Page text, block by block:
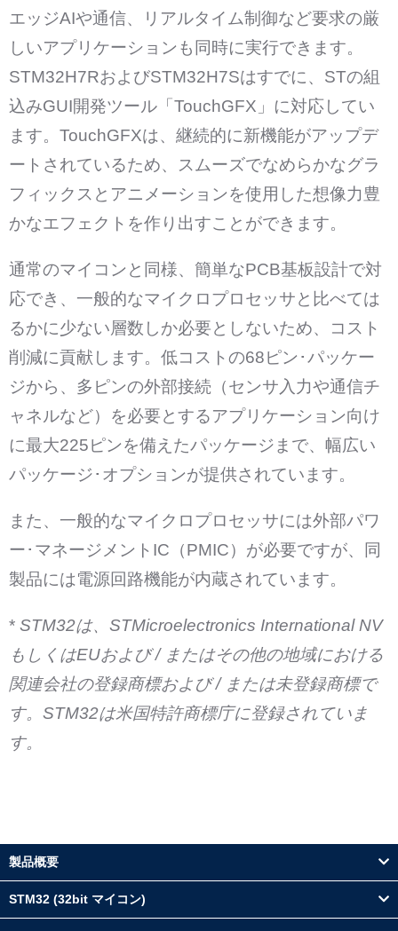
エッジAIや通信、リアルタイム制御など要求の厳
しいアプリケーションも同時に実行できます。
STM32H7RおよびSTM32H7Sはすでに、STの組
込みGUI開発ツール「TouchGFX」に対応してい
ます。TouchGFXは、継続的に新機能がアップデ
ートされているため、スムーズでなめらかなグラ
フィックスとアニメーションを使用した想像力豊
かなエフェクトを作り出すことができます。
通常のマイコンと同様、簡単なPCB基板設計で対
応でき、一般的なマイクロプロセッサと比べては
るかに少ない層数しか必要としないため、コスト
削減に貢献します。低コストの68ピン･パッケー
ジから、多ピンの外部接続（センサ入力や通信チ
ャネルなど）を必要とするアプリケーション向け
に最大225ピンを備えたパッケージまで、幅広い
パッケージ･オプションが提供されています。
また、一般的なマイクロプロセッサには外部パワ
ー･マネージメントIC（PMIC）が必要ですが、同
製品には電源回路機能が内蔵されています。
* STM32は、STMicroelectronics International NV
もしくはEUおよび / またはその他の地域における
関連会社の登録商標および / または未登録商標で
す。 STM32は米国特許商標庁に登録されていま
す。
製品概要
STM32 (32bit マイコン)